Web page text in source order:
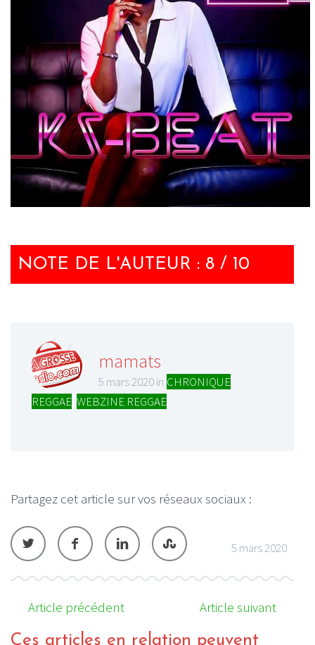
NOTE DE L'AUTEUR : 8 / 10
mamats
5 mars 2020 in CHRONIQUE
REGGAE WEBZINE REGGAE
Partagez cet article sur vos réseaux sociaux :
5 mars 2020
Article précédent Article suivant
Ces articles en relation peuvent